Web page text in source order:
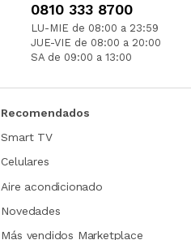
0810 333 8700
LU-MIE de 08:00 a 23:59
JUE-VIE de 08:00 a 20:00
SA de 09:00 a 13:00
Recomendados
Smart TV
Celulares
Aire acondicionado
Novedades
Más vendidos Marketplace